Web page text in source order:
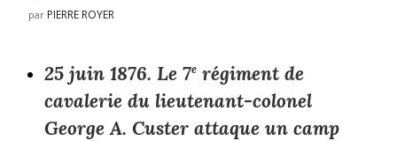
par PIERRE ROYER
25 juin 1876. Le 7e régiment de
cavalerie du lieutenant-colonel
George A. Custer attaque un camp